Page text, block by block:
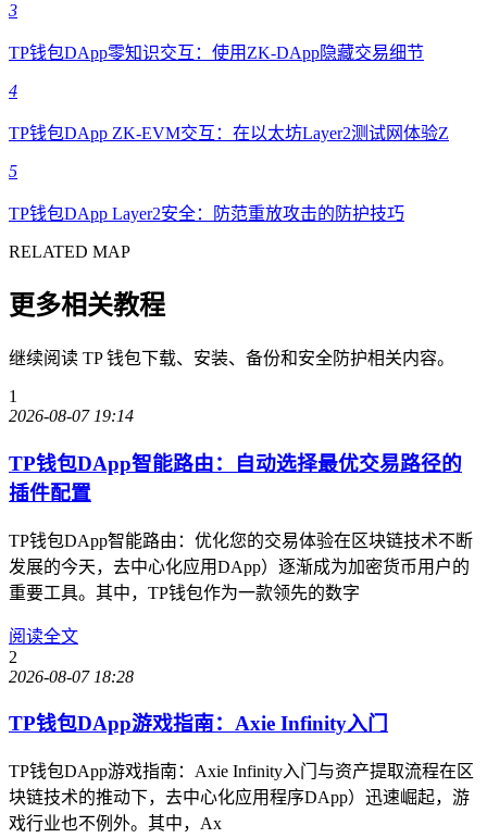
3
TP钱包DApp零知识交互：使用ZK-DApp隐藏交易细节
4
TP钱包DApp ZK-EVM交互：在以太坊Layer2测试网体验Z
5
TP钱包DApp Layer2安全：防范重放攻击的防护技巧
RELATED MAP
更多相关教程
继续阅读 TP 钱包下载、安装、备份和安全防护相关内容。
1
2026-08-07 19:14
TP钱包DApp智能路由：自动选择最优交易路径的
插件配置
TP钱包DApp智能路由：优化您的交易体验在区块链技术不断
发展的今天，去中心化应用DApp）逐渐成为加密货币用户的
重要工具。其中，TP钱包作为一款领先的数字
阅读全文
2
2026-08-07 18:28
TP钱包DApp游戏指南：Axie Infinity入门
TP钱包DApp游戏指南：Axie Infinity入门与资产提取流程在区
块链技术的推动下，去中心化应用程序DApp）迅速崛起，游
戏行业也不例外。其中，Ax